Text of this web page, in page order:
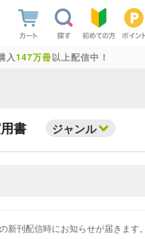
入 147万冊以上配信中！
書 ジャンル
新刊配信時にお知らせが届きます。